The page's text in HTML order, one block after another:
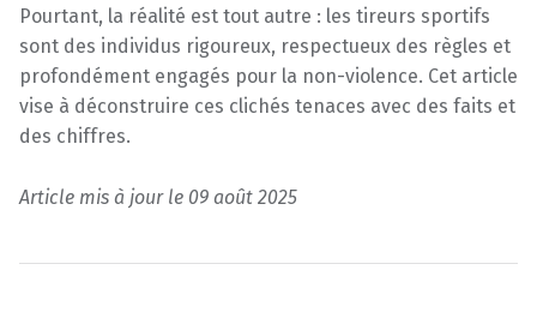
Pourtant, la réalité est tout autre : les tireurs sportifs
sont des individus rigoureux, respectueux des règles et
profondément engagés pour la non-violence. Cet article
vise à déconstruire ces clichés tenaces avec des faits et
des chiffres.
Article mis à jour le 09 août 2025